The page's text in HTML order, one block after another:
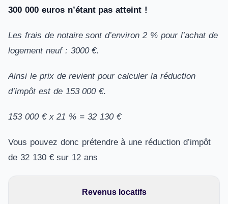
300 000 euros n’étant pas atteint !
Les frais de notaire sont d’environ 2 % pour l’achat de
logement neuf : 3000 €.
Ainsi le prix de revient pour calculer la réduction
d’impôt est de 153 000 €.
153 000 € x 21 % = 32 130 €
Vous pouvez donc prétendre à une réduction d’impôt
de 32 130 € sur 12 ans
Revenus locatifs